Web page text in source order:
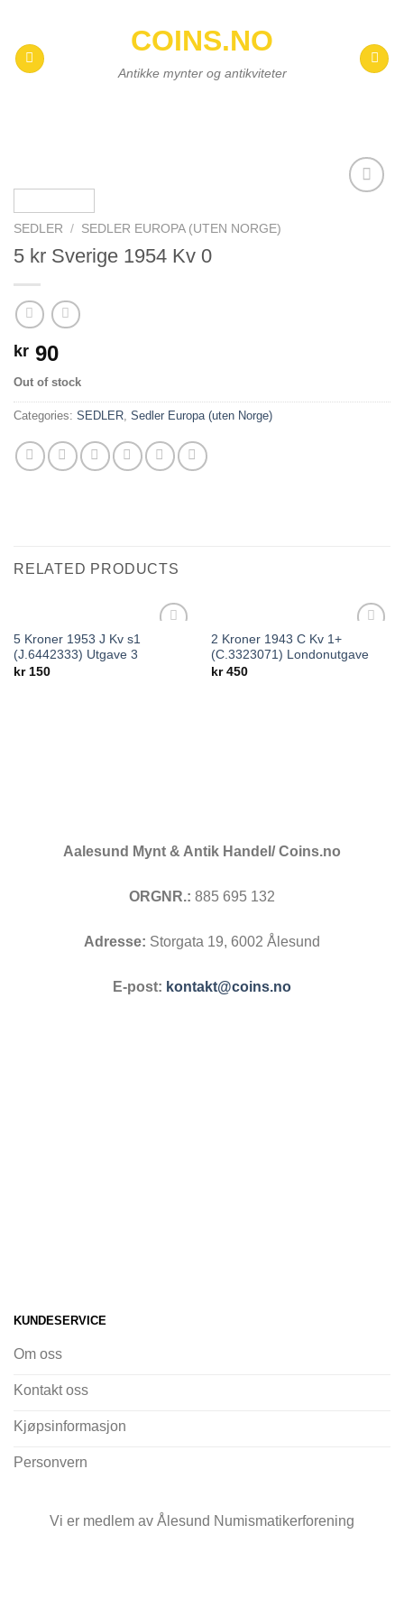
content
COINS.NO
Antikke mynter og antikviteter
SEDLER / SEDLER EUROPA (UTEN NORGE)
5 kr Sverige 1954 Kv 0
kr 90
Out of stock
Categories: SEDLER, Sedler Europa (uten Norge)
RELATED PRODUCTS
5 Kroner 1953 J Kv s1
(J.6442333) Utgave 3
kr150
wishlist
2 Kroner 1943 C Kv 1+
(C.3323071) Londonutgave
kr450
Aalesund Mynt & Antik Handel/ Coins.no
ORGNR.: 885 695 132
Adresse: Storgata 19, 6002 Ålesund
E-post: kontakt@coins.no
KUNDESERVICE
Om oss
Kontakt oss
Kjøpsinformasjon
Personvern
Vi er medlem av Ålesund Numismatikerforening